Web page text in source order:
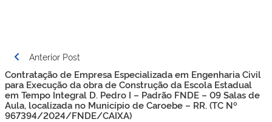
Navegação
de
Post
Anterior Post
Contratação de Empresa Especializada em Engenharia Civil
para Execução da obra de Construção da Escola Estadual
em Tempo Integral D. Pedro I – Padrão FNDE – 09 Salas de
Aula, localizada no Município de Caroebe – RR. (TC Nº
967394/2024/FNDE/CAIXA)